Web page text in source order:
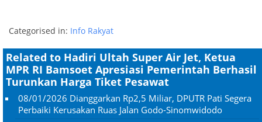
Categorised in: Info Rakyat
Related to Hadiri Ultah Super Air Jet, Ketua
MPR RI Bamsoet Apresiasi Pemerintah Berhasil
Turunkan Harga Tiket Pesawat
08/01/2026 Dianggarkan Rp2,5 Miliar, DPUTR Pati Segera
Perbaiki Kerusakan Ruas Jalan Godo-Sinomwidodo